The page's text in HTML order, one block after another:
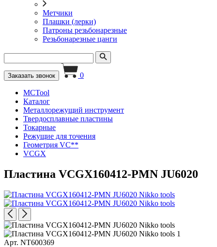
Метчики
Плашки (лерки)
Патроны резьбонарезные
Резьбонарезные цанги
Заказать звонок 0
MCTool
Каталог
Металлорежущий инструмент
Твердосплавные пластины
Токарные
Режущие для точения
Геометрия VC**
VCGX
Пластина VCGX160412-PMN JU6020
Арт. NT600369